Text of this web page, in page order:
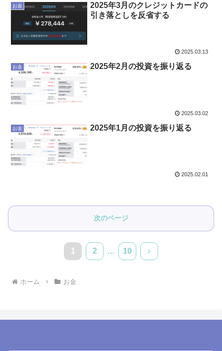
お金
2025年3月のクレジットカードの
引き落としを反省する
2025.03.13
お金 2025年2月の投資を振り返る
2025.03.02
お金 2025年1月の投資を振り返る
2025.02.01
次のページ
1 2 … 10
次
へ
ホーム お金